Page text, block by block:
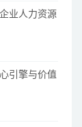
业人力资源
引擎与价值